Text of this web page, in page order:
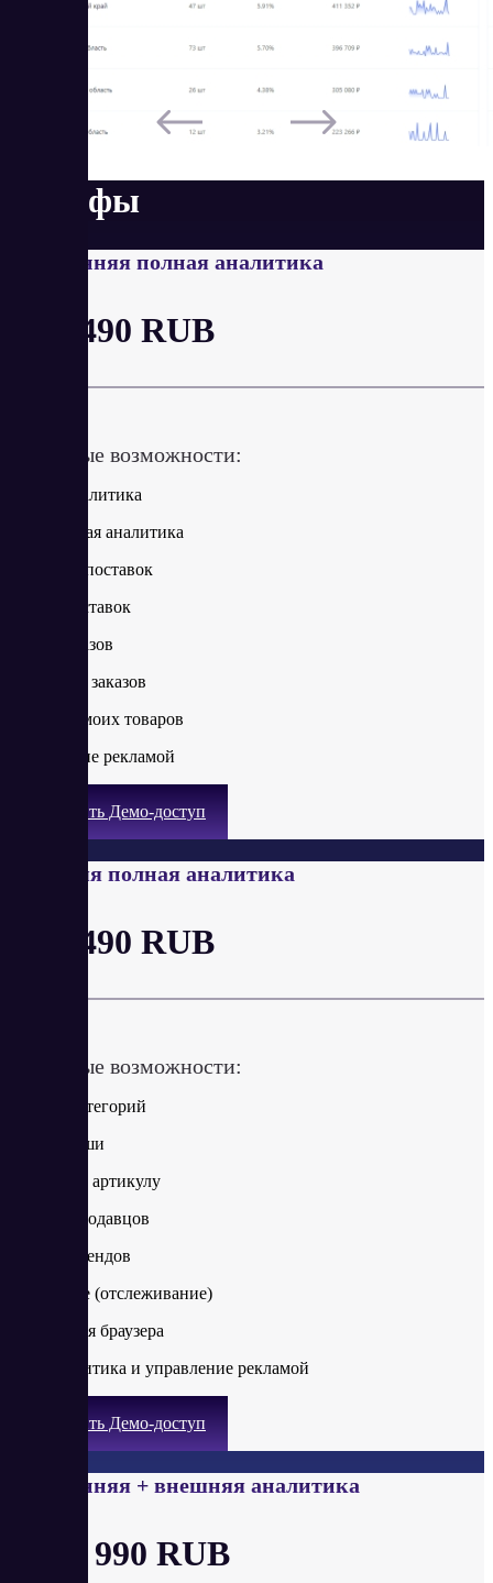
Тарифы
Внутренняя полная аналитика
от 7 490 RUB
Ключевые возможности:
Общая аналитика
Финансовая аналитика
Контроль поставок
Расчет поставок
Лента заказов
География заказов
Позиции моих товаров
Управление рекламой
Получить Демо-доступ
Внешняя полная аналитика
от 7 490 RUB
Ключевые возможности:
Анализ категорий
Поиск ниши
Анализ по артикулу
Анализ продавцов
Анализ брендов
Избранное (отслеживание)
Плагин для браузера
SEO-аналитика и управление рекламой
Получить Демо-доступ
Внутренняя + внешняя аналитика
от 11 990 RUB